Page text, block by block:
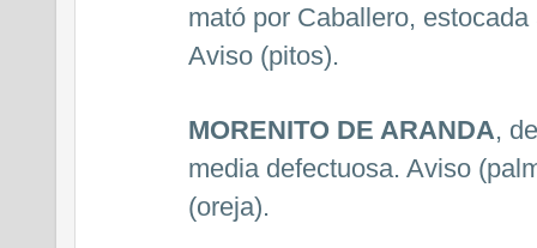
mató por Caballero,
Aviso (pitos).
MORENITO DE ARANDA,
media defectuosa. Aviso
(oreja).